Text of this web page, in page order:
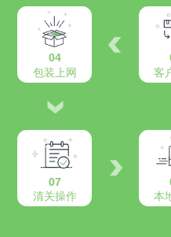
04
包装上网
客
07
清关操作
本